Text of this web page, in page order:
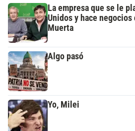
La empresa que se le
Unidos y hace negocios
Muerta
Algo pasó
Yo, Milei